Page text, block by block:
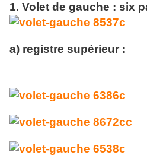
1. Volet de gauche : six
a) registre supérieur :